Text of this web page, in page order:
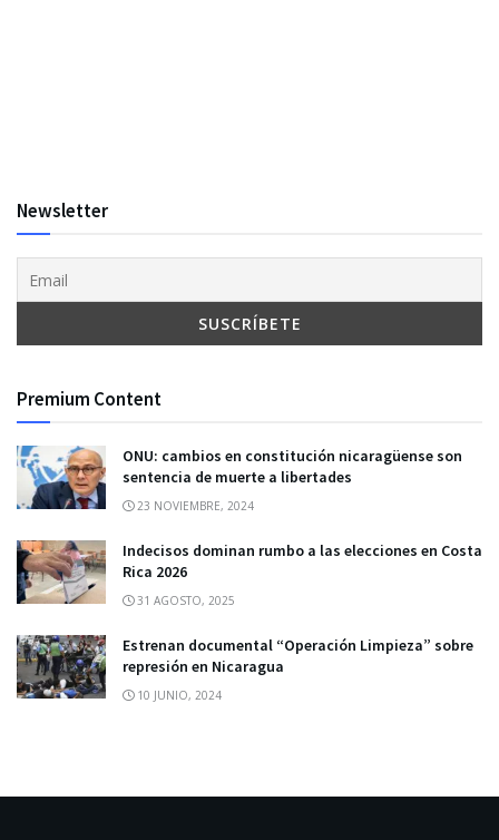
Newsletter
Premium Content
ONU: cambios en constitución nicaragüense son
sentencia de muerte a libertades
23 NOVIEMBRE, 2024
Indecisos dominan rumbo a las elecciones en Costa
Rica 2026
31 AGOSTO, 2025
Estrenan documental “Operación Limpieza” sobre
represión en Nicaragua
10 JUNIO, 2024